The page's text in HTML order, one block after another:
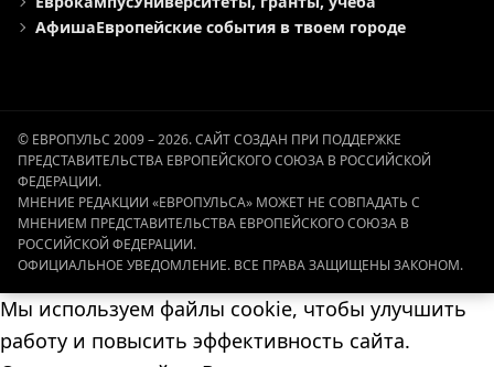
АфишаЕвропейские события в твоем городе
© ЕВРОПУЛЬС 2009 – 2026. САЙТ СОЗДАН ПРИ ПОДДЕРЖКЕ
ПРЕДСТАВИТЕЛЬСТВА ЕВРОПЕЙСКОГО СОЮЗА В РОССИЙСКОЙ
ФЕДЕРАЦИИ.
МНЕНИЕ РЕДАКЦИИ «ЕВРОПУЛЬСА» МОЖЕТ НЕ СОВПАДАТЬ С
МНЕНИЕМ ПРЕДСТАВИТЕЛЬСТВА ЕВРОПЕЙСКОГО СОЮЗА В
РОССИЙСКОЙ ФЕДЕРАЦИИ.
ОФИЦИАЛЬНОЕ УВЕДОМЛЕНИЕ. ВСЕ ПРАВА ЗАЩИЩЕНЫ ЗАКОНОМ.
Мы используем файлы cookie, чтобы улучшить
работу и повысить эффективность сайта.